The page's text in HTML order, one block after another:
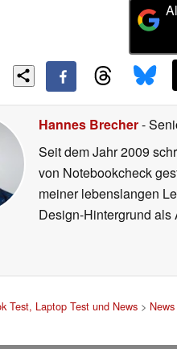
Hannes Brecher-
Seit dem Jahr 2009
von Notebookcheck
meiner lebenslangen
Design-Hintergrund
Test, Laptop Test und News > News